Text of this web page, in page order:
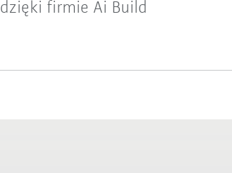
dzięki firmie Ai Build